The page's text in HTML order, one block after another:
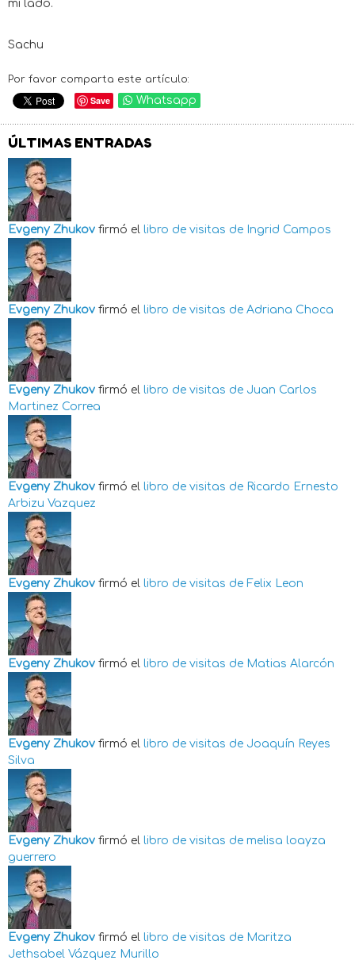
mi lado.
Sachu
Por favor comparta este artículo:
Save Whatsapp
ÚLTIMAS ENTRADAS
Evgeny Zhukov firmó el libro de visitas de Ingrid Campos
Evgeny Zhukov firmó el libro de visitas de Adriana Choca
Evgeny Zhukov firmó el libro de visitas de Juan Carlos
Martinez Correa
Evgeny Zhukov firmó el libro de visitas de Ricardo Ernesto
Arbizu Vazquez
Evgeny Zhukov firmó el libro de visitas de Felix Leon
Evgeny Zhukov firmó el libro de visitas de Matias Alarcón
Evgeny Zhukov firmó el libro de visitas de Joaquín Reyes
Silva
Evgeny Zhukov firmó el libro de visitas de melisa loayza
guerrero
Evgeny Zhukov firmó el libro de visitas de Maritza
Jethsabel Vázquez Murillo